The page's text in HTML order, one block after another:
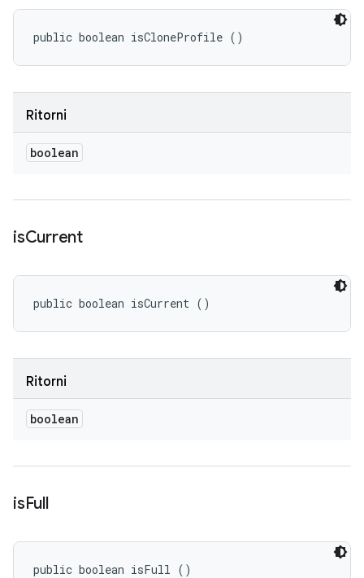
public boolean isCloneProfile ()
Ritorni
boolean
isCurrent
public boolean isCurrent ()
Ritorni
boolean
isFull
public boolean isFull ()